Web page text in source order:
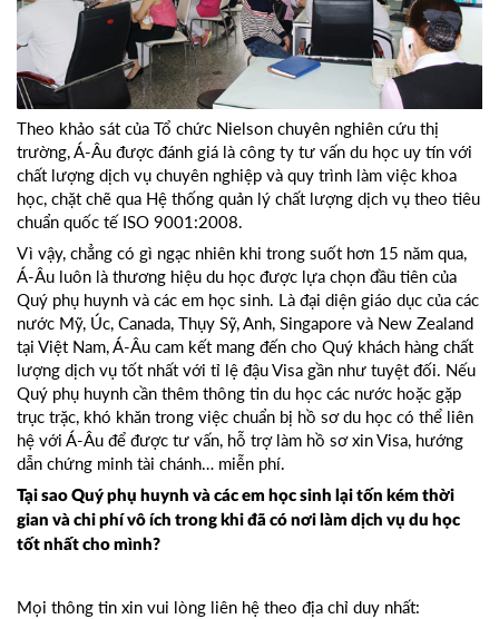
Theo khảo sát của Tổ chức Nielson chuyên nghiên cứu thị
trường, Á-Âu được đánh giá là công ty tư vấn du học uy tín với
chất lượng dịch vụ chuyên nghiệp và quy trình làm việc khoa
học, chặt chẽ qua Hệ thống quản lý chất lượng dịch vụ theo tiêu
chuẩn quốc tế ISO 9001:2008.
Vì vậy, chẳng có gì ngạc nhiên khi trong suốt hơn 15 năm qua,
Á-Âu luôn là thương hiệu du học được lựa chọn đầu tiên của
Quý phụ huynh và các em học sinh. Là đại diện giáo dục của các
nước Mỹ, Úc, Canada, Thụy Sỹ, Anh, Singapore và New Zealand
tại Việt Nam, Á-Âu cam kết mang đến cho Quý khách hàng chất
lượng dịch vụ tốt nhất với tỉ lệ đậu Visa gần như tuyệt đối. Nếu
Quý phụ huynh cần thêm thông tin du học các nước hoặc gặp
trục trặc, khó khăn trong việc chuẩn bị hồ sơ du học có thể liên
hệ với Á-Âu để được tư vấn, hỗ trợ làm hồ sơ xin Visa, hướng
dẫn chứng minh tài chánh… miễn phí.
Tại sao Quý phụ huynh và các em học sinh lại tốn kém thời
gian và chi phí vô ích trong khi đã có nơi làm dịch vụ du học
tốt nhất cho mình?
Mọi thông tin xin vui lòng liên hệ theo địa chỉ duy nhất: